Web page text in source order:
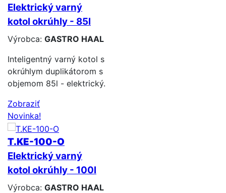
Elektrický varný
kotol okrúhly - 85l
Výrobca: GASTRO HAAL
Inteligentný varný kotol s
okrúhlym duplikátorom s
objemom 85l - elektrický.
Zobraziť
Novinka!
T.KE-100-O
Elektrický varný
kotol okrúhly - 100l
Výrobca: GASTRO HAAL